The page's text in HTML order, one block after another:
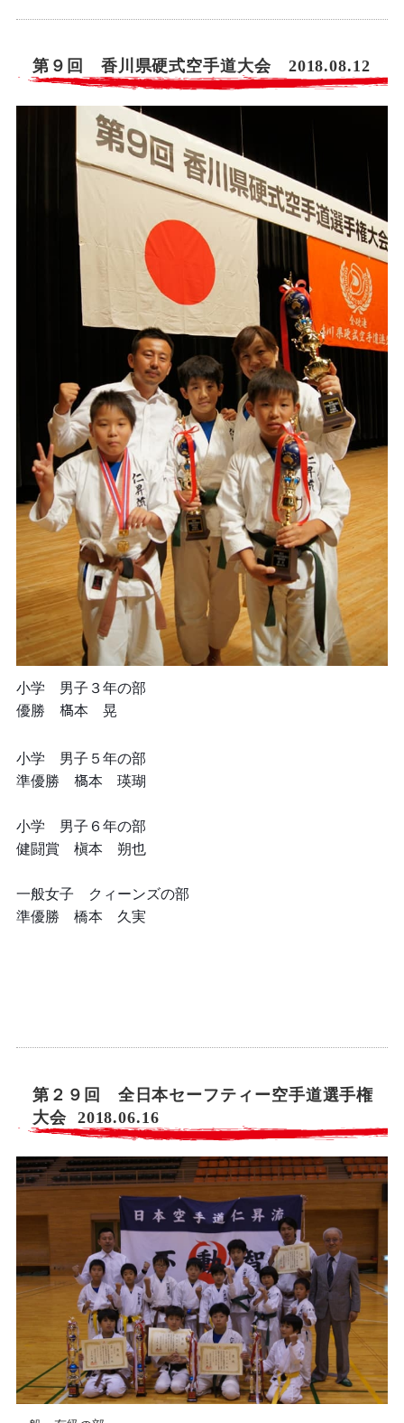
第９回 香川県硬式空手道大会 2018.08.12
小学 男子３年の部
優勝 𣘺本 晃
小学 男子５年の部
準優勝 𣘺本 瑛瑚
小学 男子６年の部
健闘賞 槇本 朔也
一般女子 クィーンズの部
準優勝 橋本 久実
第２９回 全日本セーフティー空手道選手権
大会 2018.06.16